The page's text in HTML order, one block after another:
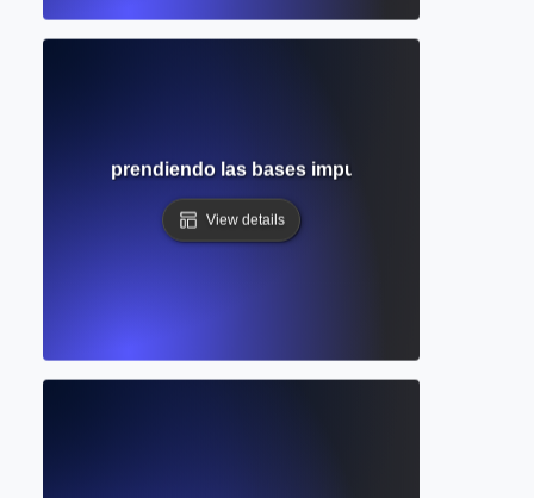
Comprendiendo las bases impulsadas por datos
View details